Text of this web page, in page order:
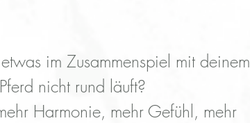
im Zusammenspiel mit deinem
Pferd nicht rund läuft?
Harmonie, mehr Gefühl, mehr